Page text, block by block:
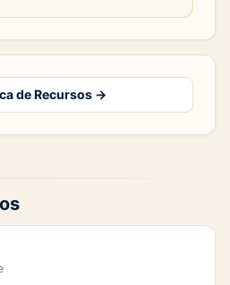
de Recursos →